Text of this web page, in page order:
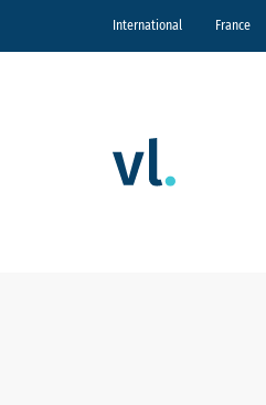
International France